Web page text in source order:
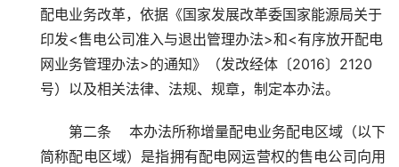
配电业务改革，依据《国家发展改革委国家能源局关于
印发<售电公司准入与退出管理办法>和<有序放开配电
网业务管理办法>的通知》（发改经体〔2016〕2120
号）以及相关法律、法规、规章，制定本办法。
第二条    本办法所称增量配电业务配电区域（以下
简称配电区域）是指拥有配电网运营权的售电公司向用